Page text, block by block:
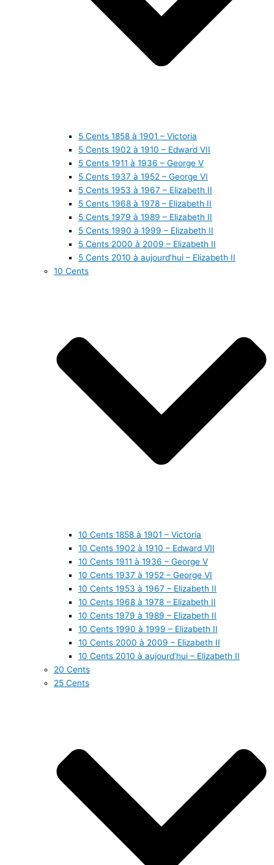
5 Cents 1858 à 1901 – Victoria
5 Cents 1902 à 1910 – Edward VII
5 Cents 1911 à 1936 – George V
5 Cents 1937 à 1952 – George VI
5 Cents 1953 à 1967 – Elizabeth II
5 Cents 1968 à 1978 – Elizabeth II
5 Cents 1979 à 1989 – Elizabeth II
5 Cents 1990 à 1999 – Elizabeth II
5 Cents 2000 à 2009 – Elizabeth II
5 Cents 2010 à aujourd’hui – Elizabeth II
10 Cents
10 Cents 1858 à 1901 – Victoria
10 Cents 1902 à 1910 – Edward VII
10 Cents 1911 à 1936 – George V
10 Cents 1937 à 1952 – George VI
10 Cents 1953 à 1967 – Elizabeth II
10 Cents 1968 à 1978 – Elizabeth II
10 Cents 1979 à 1989 – Elizabeth II
10 Cents 1990 à 1999 – Elizabeth II
10 Cents 2000 à 2009 – Elizabeth II
10 Cents 2010 à aujourd’hui – Elizabeth II
20 Cents
25 Cents